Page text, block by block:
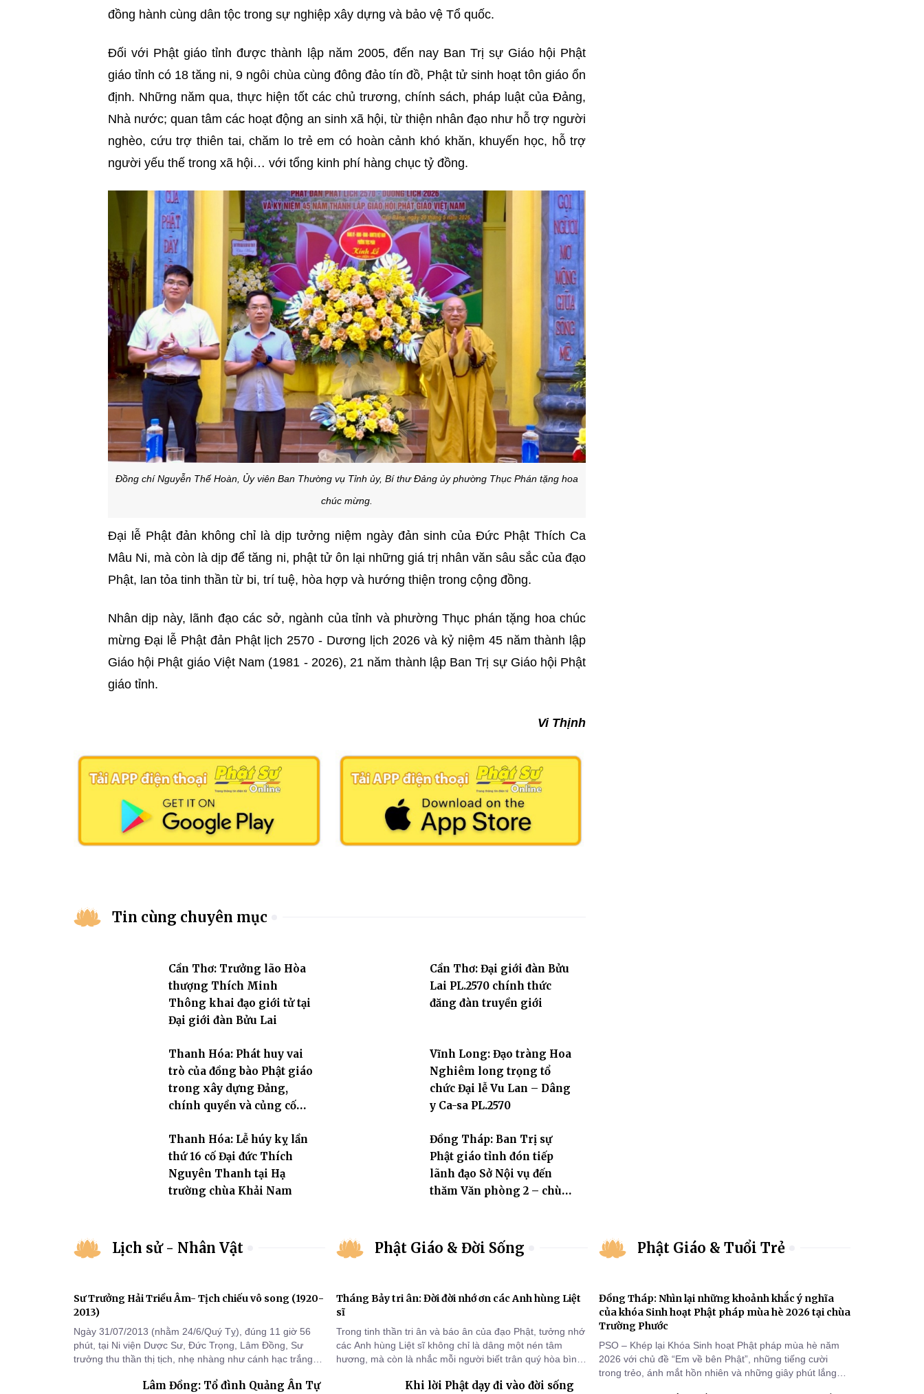
đồng hành cùng dân tộc trong sự nghiệp xây dựng và bảo vệ Tổ quốc.
Đối với Phật giáo tỉnh được thành lập năm 2005, đến nay Ban Trị sự Giáo hội Phật
giáo tỉnh có 18 tăng ni, 9 ngôi chùa cùng đông đảo tín đồ, Phật tử sinh hoạt tôn giáo ổn
định. Những năm qua, thực hiện tốt các chủ trương, chính sách, pháp luật của Đảng,
Nhà nước; quan tâm các hoạt động an sinh xã hội, từ thiện nhân đạo như hỗ trợ người
nghèo, cứu trợ thiên tai, chăm lo trẻ em có hoàn cảnh khó khăn, khuyến học, hỗ trợ
người yếu thế trong xã hội… với tổng kinh phí hàng chục tỷ đồng.
Đồng chí Nguyễn Thế Hoàn, Ủy viên Ban Thường vụ Tỉnh ủy, Bí thư Đảng ủy phường Thục Phán tặng hoa
chúc mừng.
Đại lễ Phật đản không chỉ là dịp tưởng niệm ngày đản sinh của Đức Phật Thích Ca
Mâu Ni, mà còn là dịp để tăng ni, phật tử ôn lại những giá trị nhân văn sâu sắc của đạo
Phật, lan tỏa tinh thần từ bi, trí tuệ, hòa hợp và hướng thiện trong cộng đồng.
Nhân dịp này, lãnh đạo các sở, ngành của tỉnh và phường Thục phán tặng hoa chúc
mừng Đại lễ Phật đản Phật lịch 2570 - Dương lịch 2026 và kỷ niệm 45 năm thành lập
Giáo hội Phật giáo Việt Nam (1981 - 2026), 21 năm thành lập Ban Trị sự Giáo hội Phật
giáo tỉnh.
Vi Thịnh
Tin cùng chuyên mục
Cần Thơ: Trưởng lão Hòa
thượng Thích Minh
Thông khai đạo giới tử tại
Đại giới đàn Bửu Lai
Cần Thơ: Đại giới đàn Bửu
Lai PL.2570 chính thức
đăng đàn truyền giới
Thanh Hóa: Phát huy vai
trò của đồng bào Phật giáo
trong xây dựng Đảng,
chính quyền và củng cố
tộc
Vĩnh Long: Đạo tràng Hoa
Nghiêm long trọng tổ
chức Đại lễ Vu Lan – Dâng
y Ca-sa PL.2570
Thanh Hóa: Lễ húy kỵ lần
thứ 16 cố Đại đức Thích
Nguyên Thanh tại Hạ
trường chùa Khải Nam
Đồng Tháp: Ban Trị sự
Phật giáo tỉnh đón tiếp
lãnh đạo Sở Nội vụ đến
thăm Văn phòng 2 – chùa
Lịch sử - Nhân Vật
Sư Trưởng Hải Triều Âm- Tịch chiếu vô song (1920-
2013)
Ngày 31/07/2013 (nhằm 24/6/Quý Tỵ), đúng 11 giờ 56
phút, tại Ni viện Dược Sư, Đức Trọng, Lâm Đồng, Sư
trưởng thu thần thị tịch, nhẹ nhàng như cánh hạc trắng
Lâm Đồng: Tổ đình Quảng Ân Tự
Phật Giáo & Đời Sống
Tháng Bảy tri ân: Đời đời nhớ ơn các Anh hùng Liệt
sĩ
Trong tinh thần tri ân và báo ân của đạo Phật, tưởng nhớ
các Anh hùng Liệt sĩ không chỉ là dâng một nén tâm
hương, mà còn là nhắc mỗi người biết trân quý hòa bình,
Khi lời Phật dạy đi vào đời sống
Phật Giáo & Tuổi Trẻ
Đồng Tháp: Nhìn lại những khoảnh khắc ý nghĩa
của khóa Sinh hoạt Phật pháp mùa hè 2026 tại chùa
Trường Phước
PSO – Khép lại Khóa Sinh hoạt Phật pháp mùa hè năm
2026 với chủ đề “Em về bên Phật”, những tiếng cười
trong trẻo, ánh mắt hồn nhiên và những giây phút lắng